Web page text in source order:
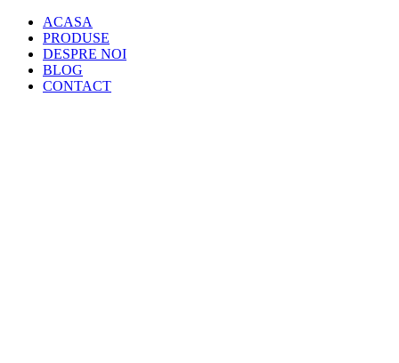
ACASA
PRODUSE
DESPRE NOI
BLOG
CONTACT